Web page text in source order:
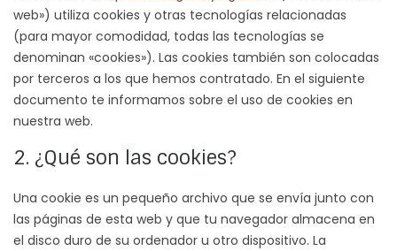
web») utiliza cookies y otras tecnologías relacionadas
(para mayor comodidad, todas las tecnologías se
denominan «cookies»). Las cookies también son colocadas
por terceros a los que hemos contratado. En el siguiente
documento te informamos sobre el uso de cookies en
nuestra web.
2. ¿Qué son las cookies?
Una cookie es un pequeño archivo que se envía junto con
las páginas de esta web y que tu navegador almacena en
el disco duro de su ordenador u otro dispositivo. La